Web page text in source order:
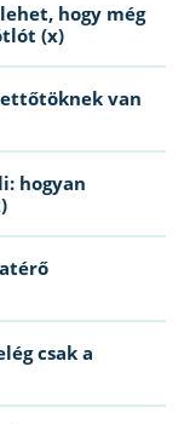
hogy még
(x)
van
hogyan
csak a